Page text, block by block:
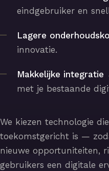
eindgebruiker en
Lagere
innovatie.
Makkelijke integratie
met je bestaande
We kiezen technologie
toekomstgericht is —
nieuwe opportuniteiten,
gebruikers een digitale